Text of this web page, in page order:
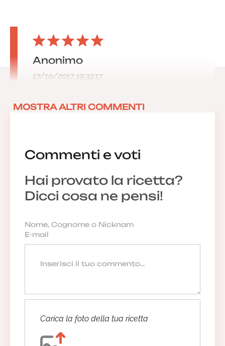
Commenti e voti
Hai provato la ricetta?
Dicci cosa ne pensi!
Carica la foto della tua ricetta
Anonimo
17/10/2017 19:32:17
MOSTRA ALTRI COMMENTI